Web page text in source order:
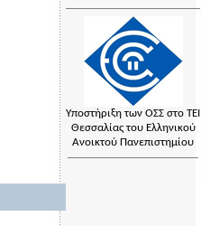
Υποστήριξη των ΟΣΣ στο ΤΕΙ
Θεσσαλίας του Ελληνικού
Ανοικτού Πανεπιστημίου